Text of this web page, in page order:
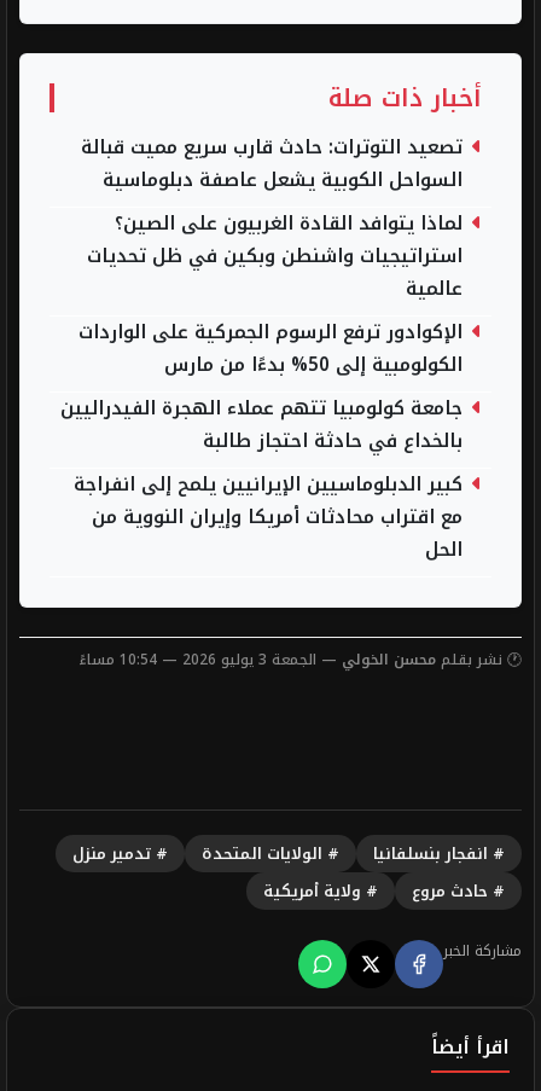
أخبار ذات صلة
تصعيد التوترات: حادث قارب سريع مميت قبالة
السواحل الكوبية يشعل عاصفة دبلوماسية
لماذا يتوافد القادة الغربيون على الصين؟
استراتيجيات واشنطن وبكين في ظل تحديات
عالمية
الإكوادور ترفع الرسوم الجمركية على الواردات
الكولومبية إلى 50% بدءًا من مارس
جامعة كولومبيا تتهم عملاء الهجرة الفيدراليين
بالخداع في حادثة احتجاز طالبة
كبير الدبلوماسيين الإيرانيين يلمح إلى انفراجة
مع اقتراب محادثات أمريكا وإيران النووية من
الحل
🕐 نشر بقلممحسن الخولي — الجمعة 3 يوليو 2026 — 10:54 مساءً
# انفجار بنسلفانيا # الولايات المتحدة
# تدمير منزل
# حادث مروع
# ولاية أمريكية
مشاركة الخبر
اقرأ أيضاً